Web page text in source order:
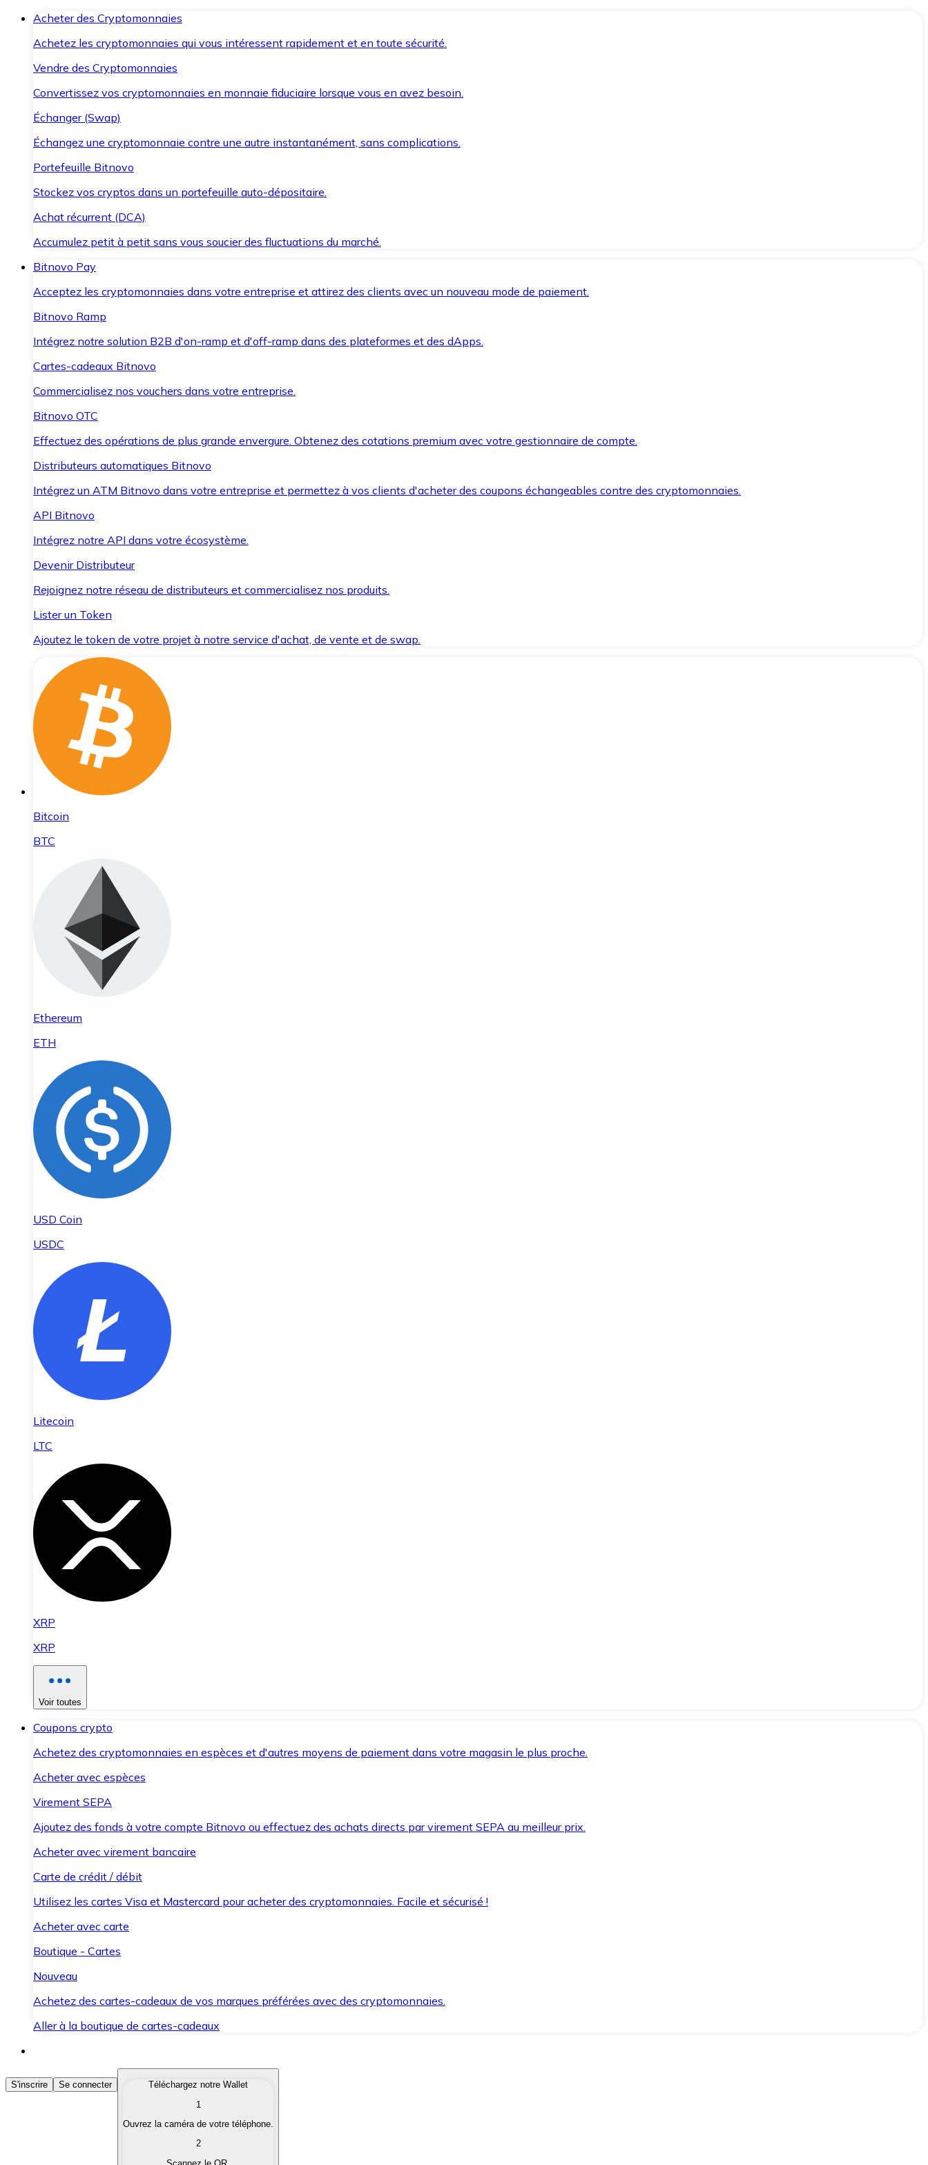
Acheter des Cryptomonnaies
Achetez les cryptomonnaies qui vous intéressent rapidement et en toute sécurité.
Vendre des Cryptomonnaies
Convertissez vos cryptomonnaies en monnaie fiduciaire lorsque vous en avez besoin.
Échanger (Swap)
Échangez une cryptomonnaie contre une autre instantanément, sans complications.
Portefeuille Bitnovo
Stockez vos cryptos dans un portefeuille auto-dépositaire.
Achat récurrent (DCA)
Accumulez petit à petit sans vous soucier des fluctuations du marché.
Bitnovo Pay
Acceptez les cryptomonnaies dans votre entreprise et attirez des clients avec un nouveau mode de paiement.
Bitnovo Ramp
Intégrez notre solution B2B d'on-ramp et d'off-ramp dans des plateformes et des dApps.
Cartes-cadeaux Bitnovo
Commercialisez nos vouchers dans votre entreprise.
Bitnovo OTC
Effectuez des opérations de plus grande envergure. Obtenez des cotations premium avec votre gestionnaire de compte.
Distributeurs automatiques Bitnovo
Intégrez un ATM Bitnovo dans votre entreprise et permettez à vos clients d'acheter des coupons échangeables contre des cryptomonnaies.
API Bitnovo
Intégrez notre API dans votre écosystème.
Devenir Distributeur
Rejoignez notre réseau de distributeurs et commercialisez nos produits.
Lister un Token
Ajoutez le token de votre projet à notre service d'achat, de vente et de swap.
Bitcoin
BTC
Ethereum
ETH
USD Coin
USDC
Litecoin
LTC
XRP
XRP
Voir toutes
Coupons crypto
Achetez des cryptomonnaies en espèces et d'autres moyens de paiement dans votre magasin le plus proche.
Acheter avec espèces
Virement SEPA
Ajoutez des fonds à votre compte Bitnovo ou effectuez des achats directs par virement SEPA au meilleur prix.
Acheter avec virement bancaire
Carte de crédit / débit
Utilisez les cartes Visa et Mastercard pour acheter des cryptomonnaies. Facile et sécurisé !
Acheter avec carte
Boutique - Cartes
Nouveau
Achetez des cartes-cadeaux de vos marques préférées avec des cryptomonnaies.
Aller à la boutique de cartes-cadeaux
Acheter des Cryptomonnaies
Achetez les cryptomonnaies qui vous intéressent rapidement et en toute sécurité.
Convertissez vos cryptomonnaies en monnaie fiduciaire lorsque vous en avez besoin.
S'inscrire Se connecter
Téléchargez notre Wallet
1
Ouvrez la caméra de votre téléphone.
2